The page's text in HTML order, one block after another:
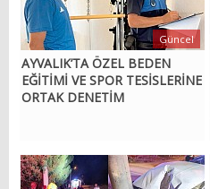
AYVALIK’TA ÖZEL BEDEN
EĞİTİMİ VE SPOR TESİSLERİNE
ORTAK DENETİM
Güncel